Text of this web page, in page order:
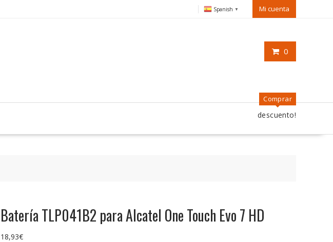
Spanish ▼ Mi cuenta
0
Comprar
descuento!
Batería TLP041B2 para Alcatel One Touch Evo 7 HD
18,93€